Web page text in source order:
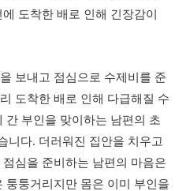
도착한 배로 인해 긴장감이
보내고 점심으로 수제비를 준
도착한 배로 인해 다급해질 수
간 부인을 맞이하는 남편의 초
니다. 더러워진 집안을 치우고
심을 준비하는 남편의 마음은
퉁퉁거리지만 몸은 이미 부인을